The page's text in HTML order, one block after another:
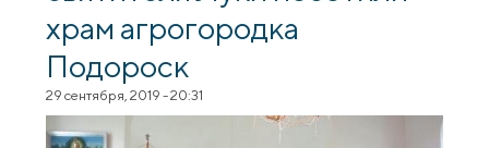
храм агрогородка
Подороск
29 сентября, 2019 - 20:31